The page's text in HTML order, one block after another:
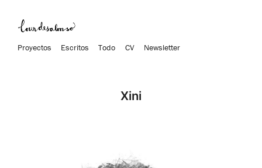
Proyectos Escritos Todo CV Newsletter
Xini